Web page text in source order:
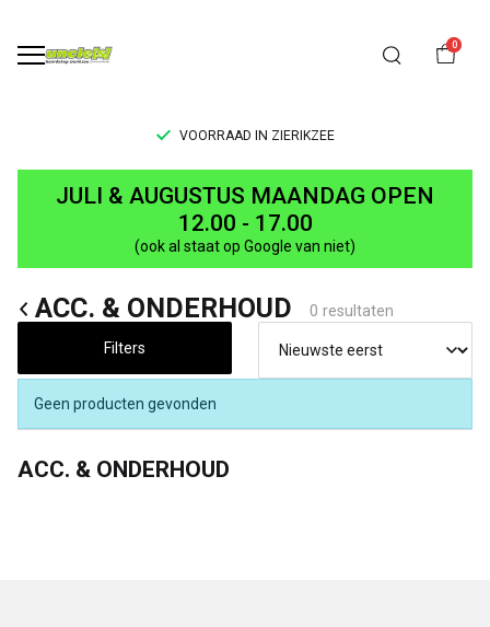
0
VOORRAAD IN ZIERIKZEE
ACC.
ONDERHOUD
UNCLE[S]
Boardshop
JULI & AUGUSTUS MAANDAG OPEN
12.00 - 17.00
(ook al staat op Google van niet)
ACC. & ONDERHOUD 0 resultaten
Filters
Geen producten gevonden
ACC. & ONDERHOUD